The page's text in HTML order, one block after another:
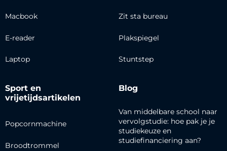
Macbook
E-reader
Laptop
Zit sta bureau
Plakspiegel
Stuntstep
Sport en
vrijetijdsartikelen
Popcornmachine
Broodtrommel
Blog
Van middelbare school naar
vervolgstudie: hoe pak je je
studiekeuze en
studiefinanciering aan?